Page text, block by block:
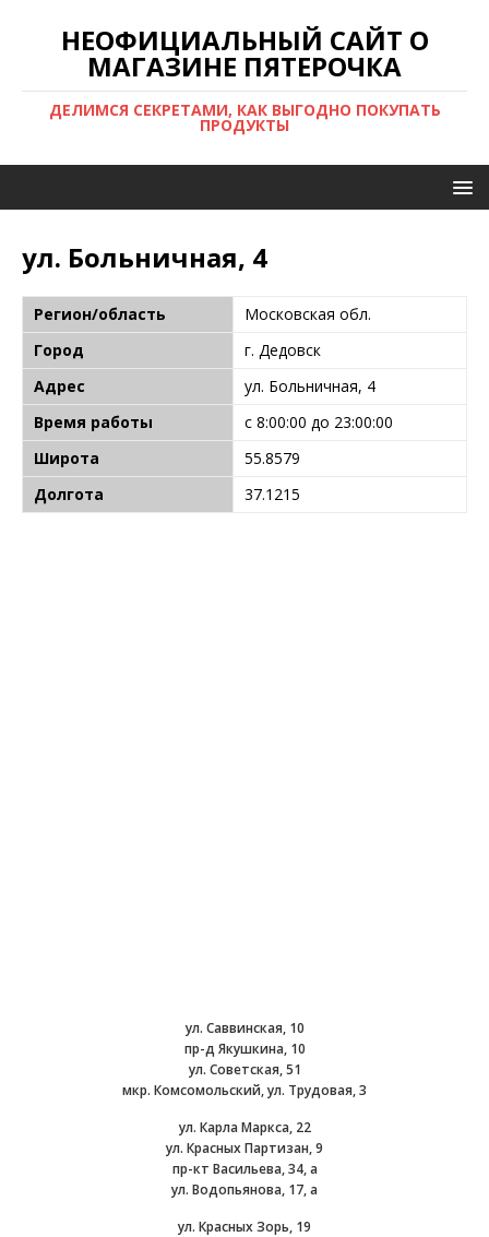
НЕОФИЦИАЛЬНЫЙ САЙТ О
МАГАЗИНЕ ПЯТЕРОЧКА
ДЕЛИМСЯ СЕКРЕТАМИ, КАК ВЫГОДНО ПОКУПАТЬ
ПРОДУКТЫ
ул. Больничная, 4
Регион/область
Московская обл.
Город
г. Дедовск
Адрес
ул. Больничная, 4
Время работы
с 8:00:00 до 23:00:00
Широта
55.8579
Долгота
37.1215
ул. Саввинская, 10
пр-д Якушкина, 10
ул. Советская, 51
мкр. Комсомольский, ул. Трудовая, 3
ул. Карла Маркса, 22
ул. Красных Партизан, 9
пр-кт Васильева, 34, а
ул. Водопьянова, 17, а
ул. Красных Зорь, 19